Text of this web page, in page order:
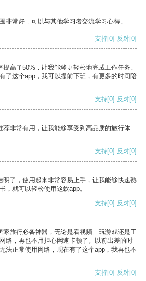
非常好，可以与其他学习者交流学习心得。
支持[0] 反对[0]
高了50%，让我能够更轻松地完成工作任务。
了这个app，我可以提前下班，有更多的时间陪
支持[0] 反对[0]
荐非常有用，让我能够享受到高品质的旅行体
支持[0] 反对[0]
明了，使用起来非常容易上手，让我能够快速熟
，就可以轻松使用这款app。
支持[0] 反对[0]
家旅行必备神器，无论是看视频、玩游戏还是工
络，再也不用担心网速卡顿了。以前出差的时
法正常使用网络，现在有了这个app，我再也不
支持[0] 反对[0]